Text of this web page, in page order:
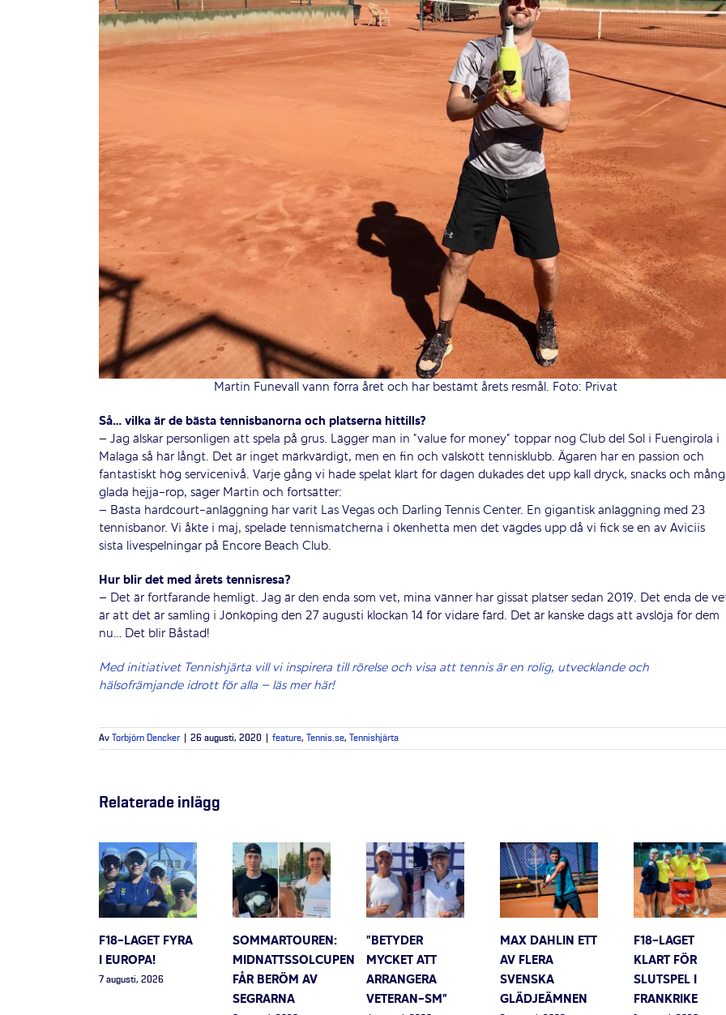
Martin Funevall vann förra året och har bestämt årets resmål. Foto: Privat
Så… vilka är de bästa tennisbanorna och platserna hittills?
– Jag älskar personligen att spela på grus. Lägger man in ”value for money” toppar nog Club del Sol i Fuengirola i
Malaga så här långt. Det är inget märkvärdigt, men en fin och välskött tennisklubb. Ägaren har en passion och
fantastiskt hög servicenivå. Varje gång vi hade spelat klart för dagen dukades det upp kall dryck, snacks och
glada hejja-rop, säger Martin och fortsätter:
– Bästa hardcourt-anläggning har varit Las Vegas och Darling Tennis Center. En gigantisk anläggning med 23
tennisbanor. Vi åkte i maj, spelade tennismatcherna i ökenhetta men det vägdes upp då vi fick se en av Aviciis
sista livespelningar på Encore Beach Club.
Hur blir det med årets tennisresa?
– Det är fortfarande hemligt. Jag är den enda som vet, mina vänner har gissat platser sedan 2019. Det enda de
är att det är samling i Jönköping den 27 augusti klockan 14 för vidare färd. Det är kanske dags att avslöja för dem
nu… Det blir Båstad!
Med initiativet Tennishjärta vill vi inspirera till rörelse och visa att tennis är en rolig, utvecklande och
hälsofrämjande idrott för alla – läs mer här!
Av Torbjörn Dencker 26 augusti, 2020 feature, Tennis.se, Tennishjärta
Relaterade inlägg
F18-LAGET FYRA
I EUROPA!
7 augusti, 2026
SOMMARTOUREN:
MIDNATTSSOLCUPEN
FÅR BERÖM AV
SEGRARNA
”BETYDER
MYCKET ATT
ARRANGERA
VETERAN-SM”
MAX DAHLIN ETT
AV FLERA
SVENSKA
GLÄDJEÄMNEN
F18-LAGET
KLART FÖR
SLUTSPEL I
FRANKRIKE